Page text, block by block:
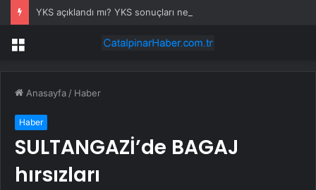
Menü
Anasayfa / Haber
Haber
SULTANGAZİ’de BAGAJ
hırsızları